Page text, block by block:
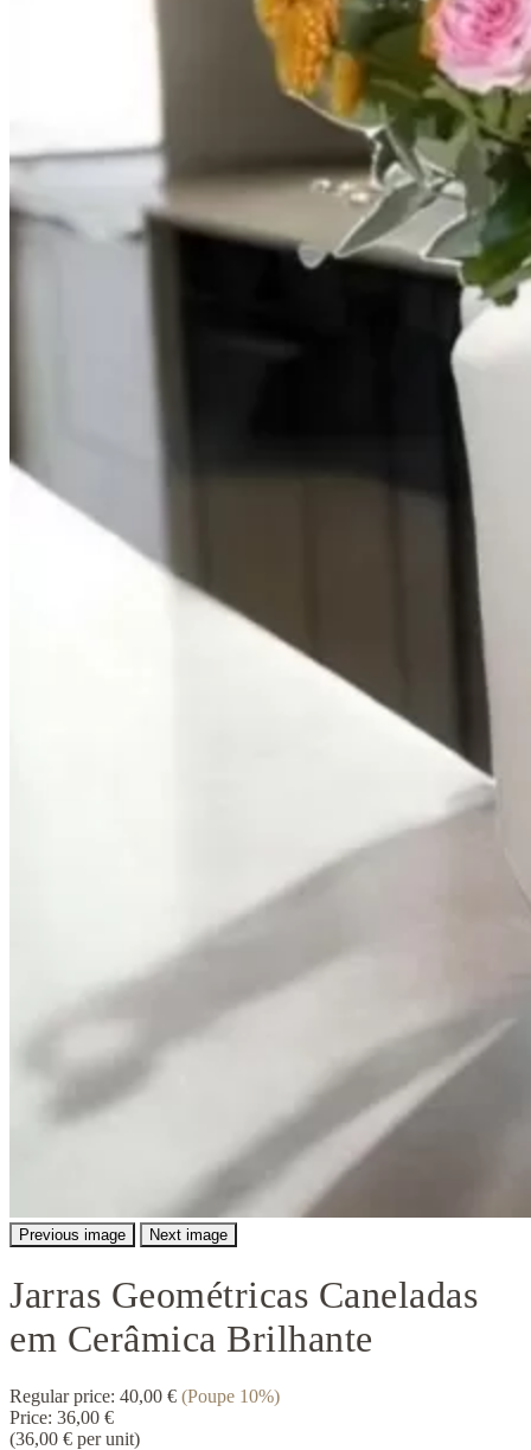
Previous image Next image
Jarras Geométricas Caneladas
em Cerâmica Brilhante
Regular price: 40,00 € (Poupe 10%)
Price: 36,00 €
(36,00 € per unit)